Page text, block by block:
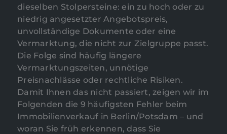
dieselben Stolpersteine: ein zu hoch oder zu
niedrig angesetzter Angebotspreis,
unvollständige Dokumente oder eine
Vermarktung, die nicht zur Zielgruppe passt.
Die Folge sind häufig längere
Vermarktungszeiten, unnötige
Preisnachlässe oder rechtliche Risiken.
Damit Ihnen das nicht passiert, zeigen wir im
Folgenden die 9 häufigsten Fehler beim
Immobilienverkauf in Berlin/Potsdam – und
woran Sie früh erkennen, dass Sie